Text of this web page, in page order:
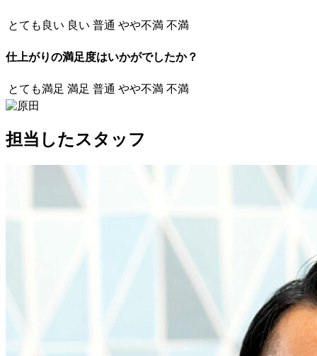
とても良い 良い 普通 やや不満 不満
仕上がりの満足度はいかがでしたか？
とても満足 満足 普通 やや不満 不満
担当したスタッフ